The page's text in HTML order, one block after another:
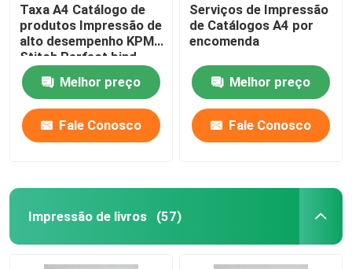
Taxa A4 Catálogo de
produtos Impressão de
alto desempenho KPMI
Stitch Perfect bind
Melhor preço
Fale Conosco
Serviços de Impressão
de Catálogos A4 por
encomenda
Melhor preço
Fale Conosco
Impressão de livros (57)